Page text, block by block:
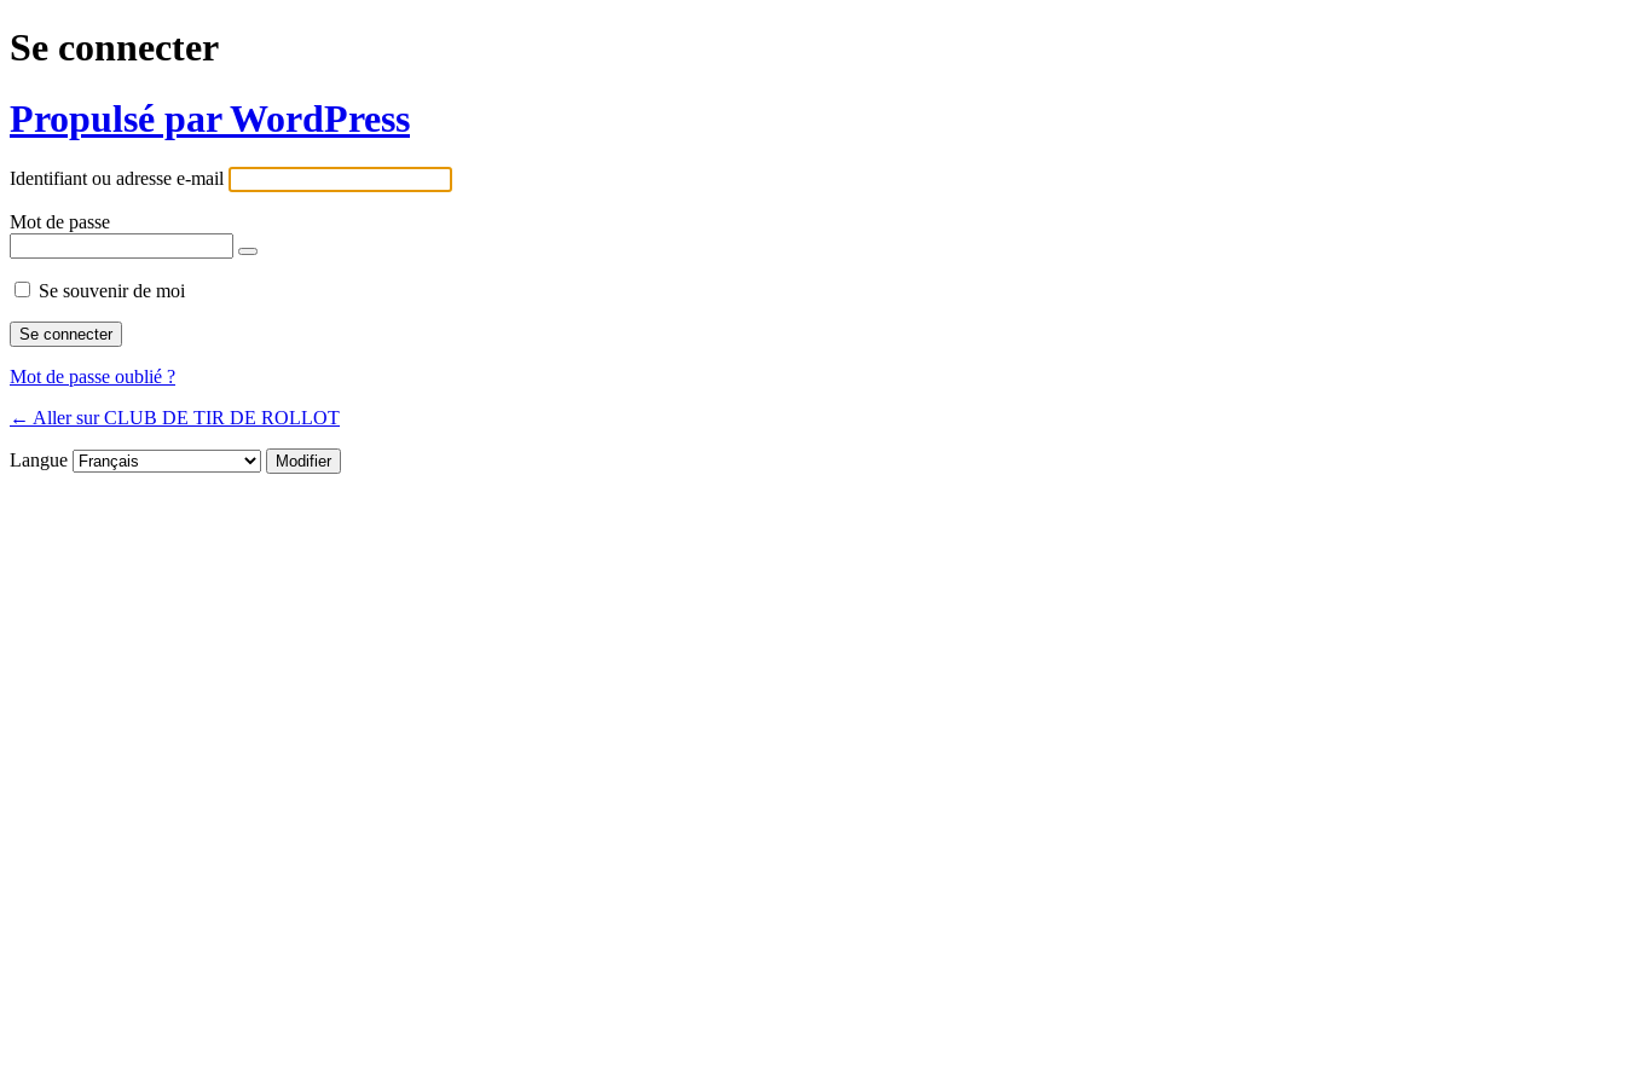
Se connecter
Propulsé par WordPress
Identifiant ou adresse e-mail
Mot de passe
Se souvenir de moi
Mot de passe oublié ?
← Aller sur CLUB DE TIR DE ROLLOT
Langue